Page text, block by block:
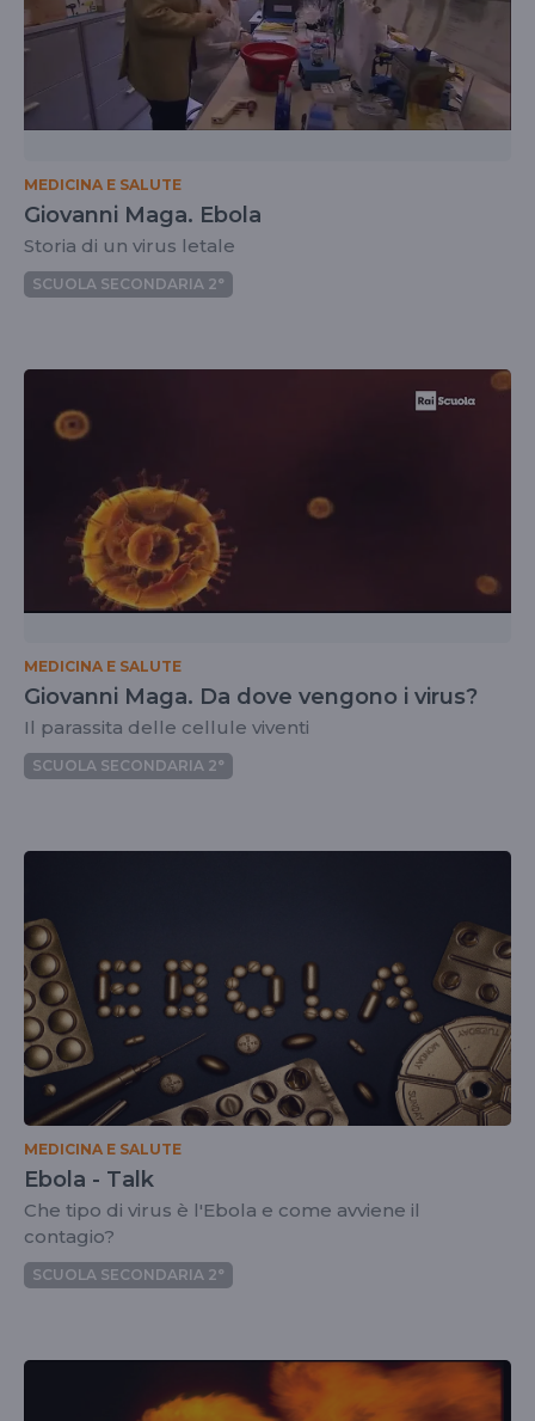
MEDICINA E SALUTE
Giovanni Maga. Ebola
Storia di un virus letale
SCUOLA SECONDARIA 2°
MEDICINA E SALUTE
Giovanni Maga. Da dove vengono i virus?
Il parassita delle cellule viventi
SCUOLA SECONDARIA 2°
MEDICINA E SALUTE
Ebola - Talk
Che tipo di virus è l'Ebola e come avviene il
contagio?
SCUOLA SECONDARIA 2°